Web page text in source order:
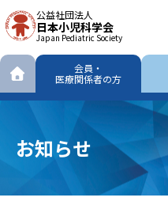
公益社団法人
日本小児科学会
Japan Pediatric Society
会員・
医療関係者の方
お知らせ